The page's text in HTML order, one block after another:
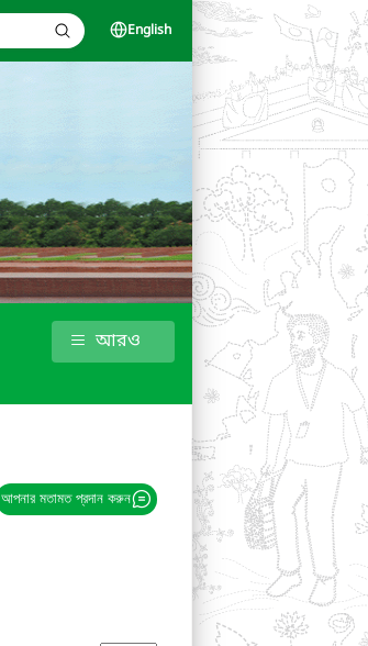
English
আরও
আপনার মতামত প্রদান করুন